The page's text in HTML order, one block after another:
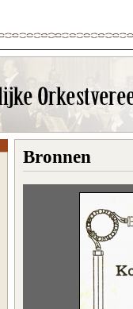
Bronnen